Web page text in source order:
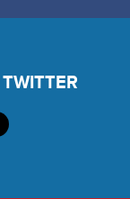
TWITTER